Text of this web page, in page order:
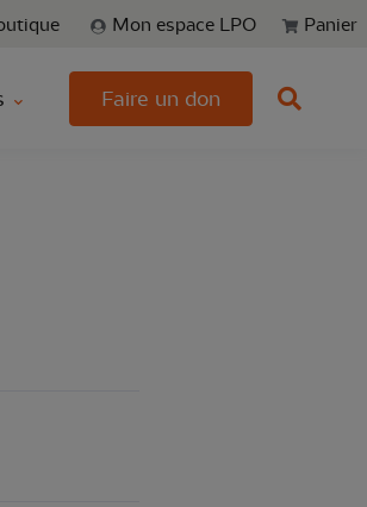
Mon espace LPO Panier
Faire un don